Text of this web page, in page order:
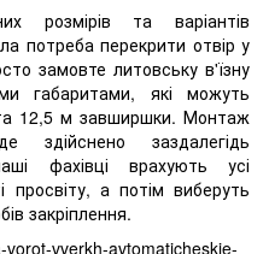
розмірів та варіантів
потреба перекрити отвір у
замовте литовську в'їзну
габаритами, які можуть
12,5 м завширшки. Монтаж
здійснено заздалегідь
фахівці врахують усі
просвіту, а потім виберуть
закріплення.